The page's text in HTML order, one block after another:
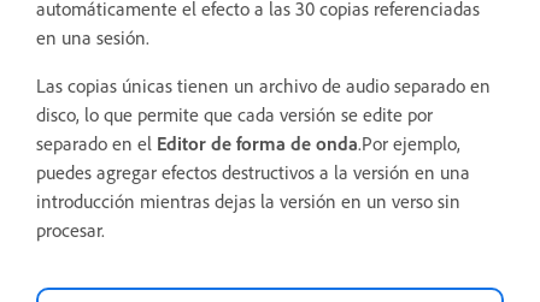
automáticamente el efecto a las 30 copias referenciadas
en una sesión.
Las copias únicas tienen un archivo de audio separado en
disco, lo que permite que cada versión se edite por
separado en el Editor de forma de onda.Por ejemplo,
puedes agregar efectos destructivos a la versión en una
introducción mientras dejas la versión en un verso sin
procesar.